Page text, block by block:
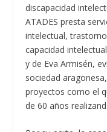
discapacidad
ATADES presta
intelectual,
capacidad
y de Eva Armisén,
sociedad
proyectos como el
de 60 años